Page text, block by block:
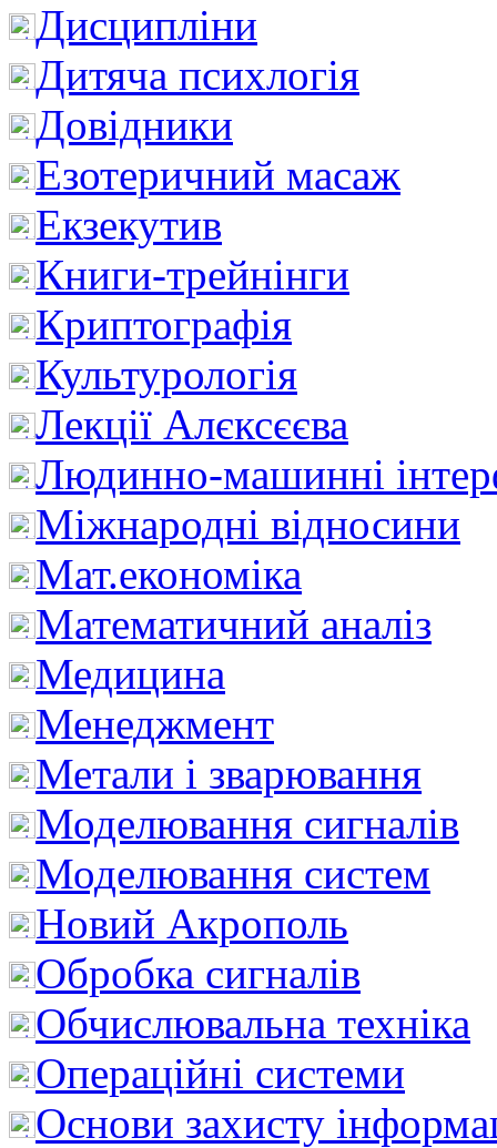
Дисципліни
Дитяча психлогія
Довідники
Езотеричний масаж
Екзекутив
Книги-трейнінги
Криптографія
Культурологія
Лекції Алєксєєва
Людинно-машинні
Міжнародні відносини
Мат.економіка
Математичний аналіз
Медицина
Менеджмент
Метали і зварювання
Моделювання сигналів
Моделювання систем
Новий Акрополь
Обробка сигналів
Обчислювальна техніка
Операційні системи
Основи захисту